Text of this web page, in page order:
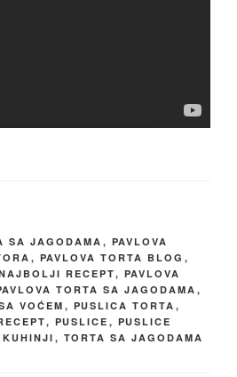
SA JAGODAMA , PAVLOVA
, PAVLOVA TORTA BLOG ,
RECEPT, PAVLOVA
TORTA SA JAGODAMA ,
VOĆEM , PUSLICA TORTA ,
, PUSLICE , PUSLICE
, TORTA SA JAGODAMA